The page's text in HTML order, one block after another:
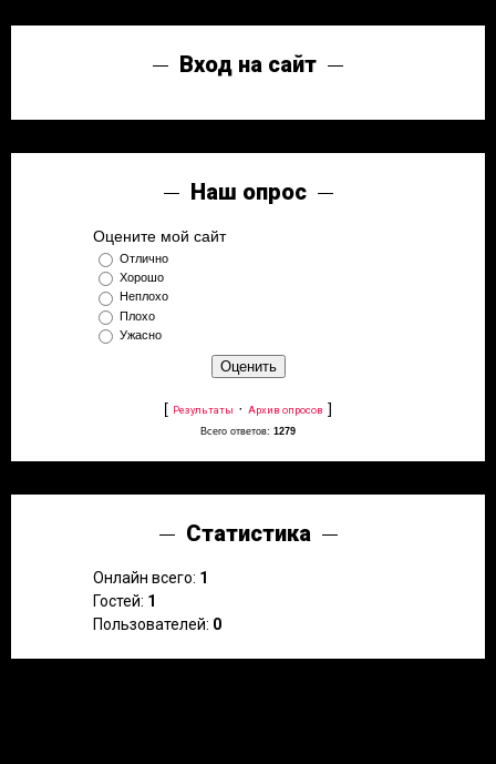
Вход на сайт
Наш опрос
Оцените мой сайт
Отлично
Хорошо
Неплохо
Плохо
Ужасно
[ Результаты · Архив опросов ]
Всего ответов: 1279
Статистика
Онлайн всего: 1
Гостей: 1
Пользователей: 0